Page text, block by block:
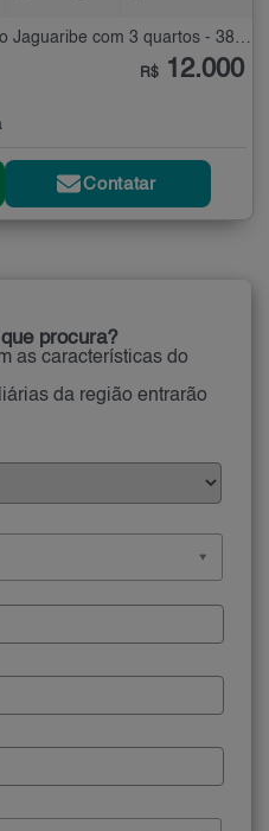
Ponto Comercial para Alugar no Jaguaribe com 3 quartos - 380 m²
R$ 12.000
Contatar
procura?
as características do
da região entrarão